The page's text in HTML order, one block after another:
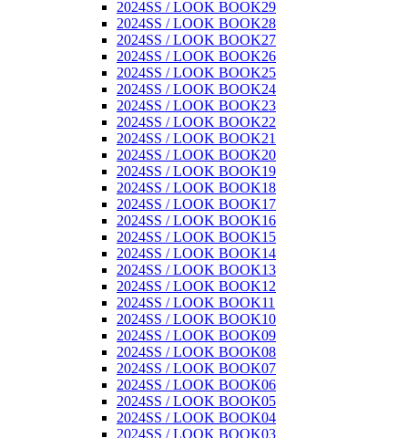
2024SS / LOOK BOOK29
2024SS / LOOK BOOK28
2024SS / LOOK BOOK27
2024SS / LOOK BOOK26
2024SS / LOOK BOOK25
2024SS / LOOK BOOK24
2024SS / LOOK BOOK23
2024SS / LOOK BOOK22
2024SS / LOOK BOOK21
2024SS / LOOK BOOK20
2024SS / LOOK BOOK19
2024SS / LOOK BOOK18
2024SS / LOOK BOOK17
2024SS / LOOK BOOK16
2024SS / LOOK BOOK15
2024SS / LOOK BOOK14
2024SS / LOOK BOOK13
2024SS / LOOK BOOK12
2024SS / LOOK BOOK11
2024SS / LOOK BOOK10
2024SS / LOOK BOOK09
2024SS / LOOK BOOK08
2024SS / LOOK BOOK07
2024SS / LOOK BOOK06
2024SS / LOOK BOOK05
2024SS / LOOK BOOK04
2024SS / LOOK BOOK03